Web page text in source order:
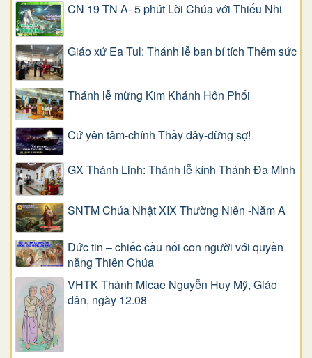
CN 19 TN A- 5 phút Lời Chúa với Thiếu Nhi
Giáo xứ Ea Tul: Thánh lễ ban bí tích Thêm sức
Thánh lễ mừng Kim Khánh Hôn Phối
Cứ yên tâm-chính Thầy đây-đừng sợ!
GX Thánh Linh: Thánh lễ kính Thánh Đa Minh
SNTM Chúa Nhật XIX Thường Niên -Năm A
Đức tin – chiếc cầu nối con người với quyền
năng Thiên Chúa
VHTK Thánh Micae Nguyễn Huy Mỹ, Giáo
dân, ngày 12.08